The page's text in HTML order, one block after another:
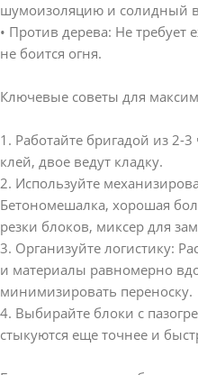
шумоизоляцию и солидный
• Против дерева: Не требует
не боится огня.
Ключевые советы для
1. Работайте бригадой из 2-
клей, двое ведут кладку.
2. Используйте
Бетономешалка, хорошая
резки блоков, миксер для
3. Организуйте логистику:
и материалы равномерно
минимизировать переноску.
4. Выбирайте блоки с
стыкуются еще точнее и